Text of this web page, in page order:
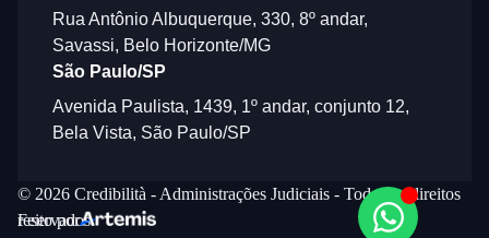
Rua Antônio Albuquerque, 330, 8º andar,
Savassi, Belo Horizonte/MG
São Paulo/SP
Avenida Paulista, 1439, 1º andar, conjunto 12,
Bela Vista, São Paulo/SP
© 2026 Credibilità - Administrações Judiciais - Todos os direitos
reservados.
Feito por